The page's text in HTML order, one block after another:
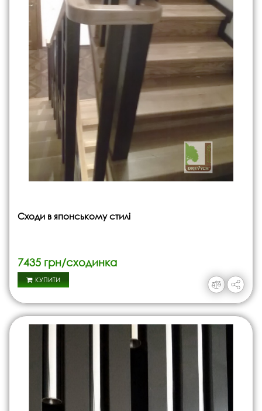
Сходи в японському стилі
7435 грн/сходинка
КУПИТИ